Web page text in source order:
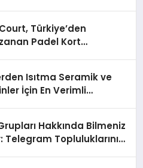
Türkiye’den
Padel Kort
Isıtma Seramik ve
İçin En Verimli
Hakkında Bilmeniz
Telegram Topluluklarını